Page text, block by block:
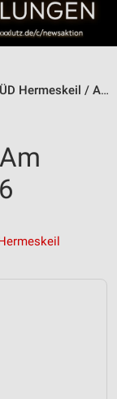
/ Am Dörrenbach 6 - Öffnungszeiten & Adresse